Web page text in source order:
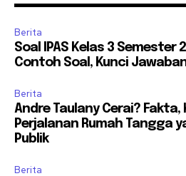
Berita
Soal IPAS Kelas 3 Semester
Contoh Soal, Kunci
Berita
Andre Taulany Cerai?
Perjalanan Rumah Tangga
Publik
Berita